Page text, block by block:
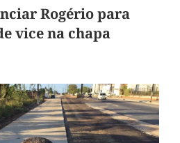
Rogério para
vice na chapa